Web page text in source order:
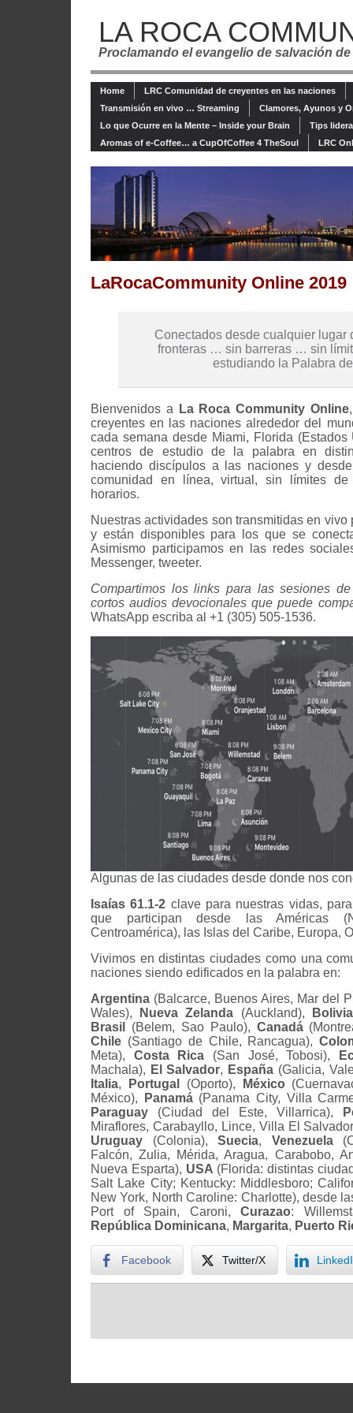
LA ROCA
Proclamando el evangelio de salvación
Home
LRC Comunidad de creyentes en las naciones
Transmisión en vivo … Streaming
Clamores, Ayunos y
Lo que Ocurre en la Mente – Inside your Brain
Tips
Aromas of e-Coffee… a CupOfCoffee 4 TheSoul
LRC
LaRocaCommunity Online 2019
Conectados desde cualquier
fronteras … sin barreras … sin
estudiando la Palabra
Bienvenidos a La Roca Community Online
creyentes en las naciones alrededor del
cada semana desde Miami, Florida
centros de estudio de la palabra en
haciendo discípulos a las naciones y
comunidad en línea, virtual, sin límites
horarios.
Nuestras actividades son transmitidas en vivo
y están disponibles para los que se
Asimismo participamos en las redes
Messenger, tweeter.
Compartimos los links para las sesiones
cortos audios devocionales que puede
WhatsApp escriba al +1 (305) 505-1536.
Algunas de las ciudades desde donde nos
Isaías 61.1-2 clave para nuestras vidas,
que participan desde las Américas
Centroamérica), las Islas del Caribe, Europa,
Vivimos en distintas ciudades como una
naciones siendo edificados en la palabra en:
Argentina (Balcarce, Buenos Aires, Mar del
Wales),
Nueva Zelanda (Auckland), Bolivia
Brasil
(Belem, Sao Paulo), Canadá
Chile (Santiago de Chile, Rancagua),
Meta), Costa Rica (San José, Tobosi),
Machala), El Salvador, España (Galicia,
Italia, Portugal (Oporto), México
México),
Panamá(Panama City, Villa
Paraguay (Ciudad del Este, Villarrica),
Miraflores, Carabayllo, Lince, Villa El
Uruguay (Colonia), Suecia, Venezuela
Falcón, Zulia, Mérida, Aragua, Carabobo,
Nueva Esparta), USA (Florida: distintas
Salt Lake City; Kentucky: Middlesboro;
New York, North Caroline: Charlotte), desde
Port of Spain, Caroni, Curazao:
República Dominicana, Margarita, Puerto
Facebook Twitter/X